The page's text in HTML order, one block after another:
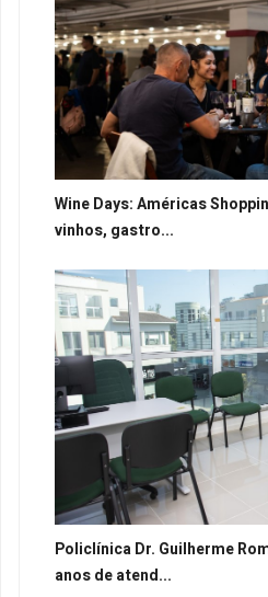
Wine Days: Américas
vinhos, gastro...
Policlínica Dr. Guilherme
anos de atend...